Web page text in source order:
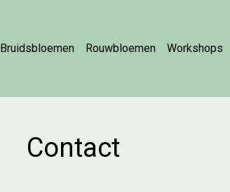
Bruidsbloemen Rouwbloemen Workshops
Contact